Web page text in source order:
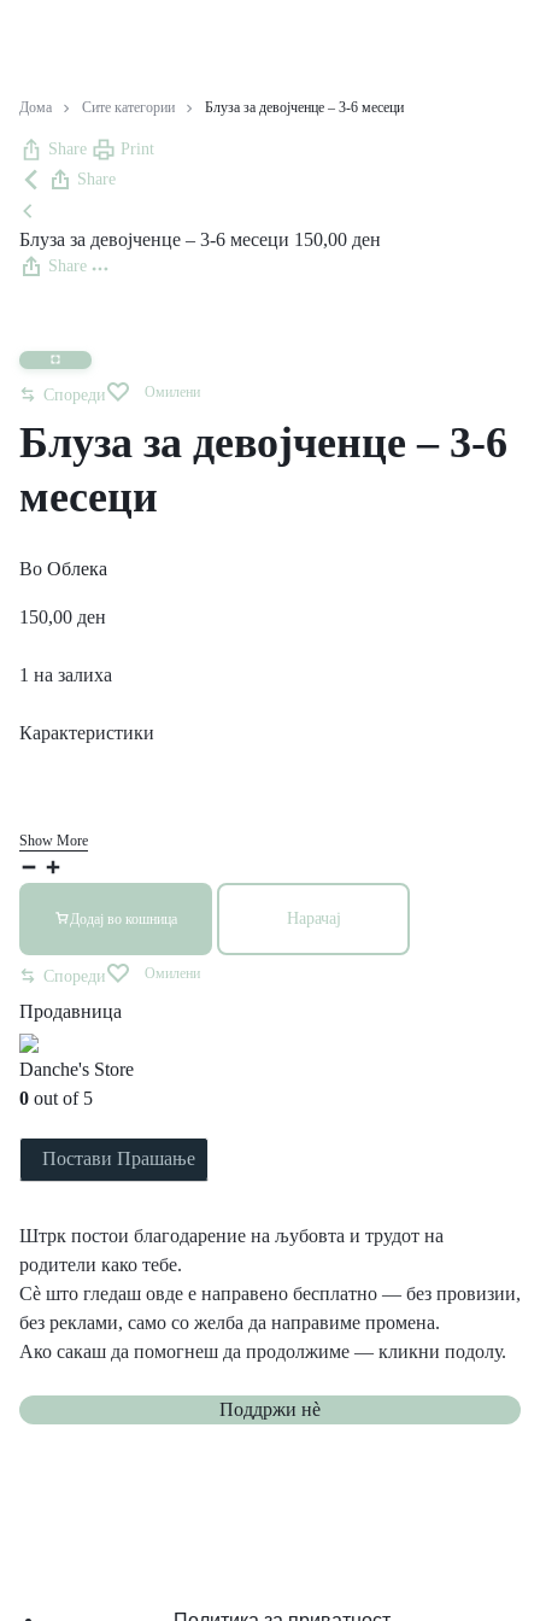
Дома Сите категории Блуза за девојченце – 3-6 месеци
Share
Print
Share
Блуза за девојченце – 3-6 месеци 150,00 ден
Share
Спореди Омилени
Блуза за девојченце – 3-6
месеци
Во Облека
150,00 ден
1 на залиха
Карактеристики
Show More
Додај во кошница Нарачај
Спореди Омилени
Продавница
Danche's Store
0 out of 5
Постави Прашање
Штрк постои благодарение на љубовта и трудот на
родители како тебе.
Сè што гледаш овде е направено бесплатно — без провизии,
без реклами, само со желба да направиме промена.
Ако сакаш да помогнеш да продолжиме — кликни подолу.
Поддржи нѐ